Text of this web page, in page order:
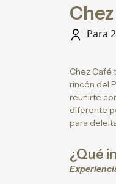
Para
Chez Café
rincón del
reunirte
diferente
para
¿Qué